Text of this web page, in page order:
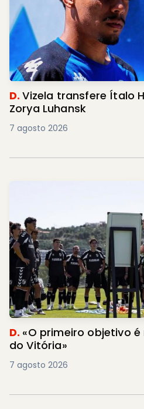
D.Vizela transfere Ítalo
Zorya Luhansk
7 agosto 2026
D. «O primeiro objetivo
do Vitória»
7 agosto 2026